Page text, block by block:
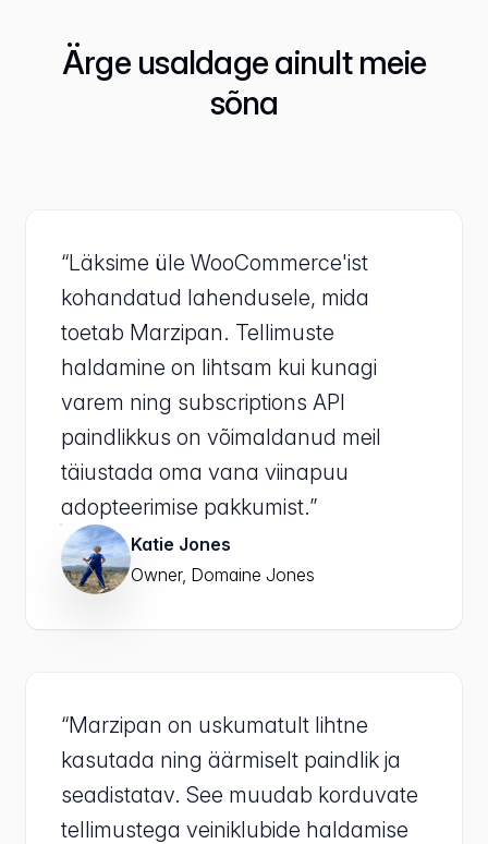
Ärge usaldage ainult meie
sõna
“Läksime üle WooCommerce'ist
kohandatud lahendusele, mida
toetab Marzipan. Tellimuste
haldamine on lihtsam kui kunagi
varem ning subscriptions API
paindlikkus on võimaldanud meil
täiustada oma vana viinapuu
adopteerimise pakkumist.”
Katie Jones
Owner, Domaine Jones
“Marzipan on uskumatult lihtne
kasutada ning äärmiselt paindlik ja
seadistatav. See muudab korduvate
tellimustega veiniklubide haldamise